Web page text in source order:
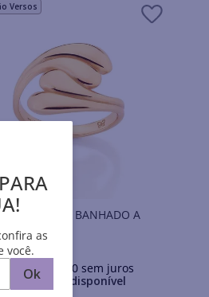
Versos
MOVIMENTO BANHADO A
18K
,00
xR$ 90sem juros
Produto Indisponível
as
você.
Ok